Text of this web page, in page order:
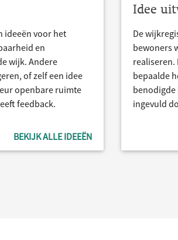
ideeën voor het
en
wijk. Andere
of zelf een idee
openbare ruimte
feedback.
BEKIJK ALLE IDEEËN
Idee
De
bewoners
realiseren.
bepaalde
benodigde
ingevuld